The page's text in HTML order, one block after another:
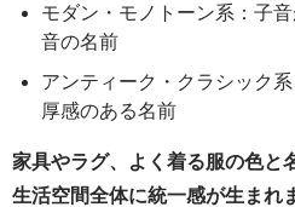
モダン・モノトーン系：子
音の名前
アンティーク・クラシック
厚感のある名前
家具やラグ、よく着る服の色と
生活空間全体に統一感が生まれ